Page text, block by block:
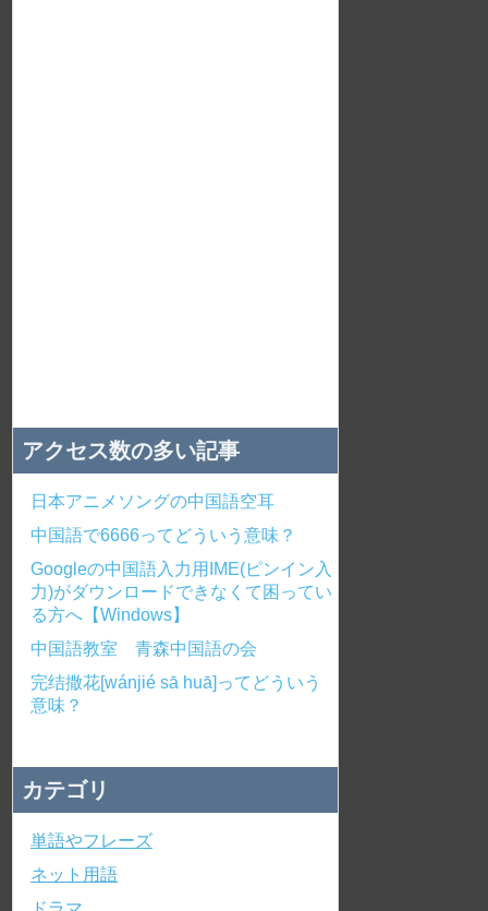
アクセス数の多い記事
日本アニメソングの中国語空耳
中国語で6666ってどういう意味？
Googleの中国語入力用IME(ピンイン入
力)がダウンロードできなくて困ってい
る方へ【Windows】
中国語教室 青森中国語の会
完结撒花[wánjié sā huā]ってどういう
意味？
カテゴリ
単語やフレーズ
ネット用語